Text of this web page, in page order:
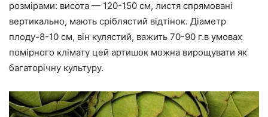
розмірами: висота — 120-150 см, листя спрямовані
вертикально, мають сріблястий відтінок. Діаметр
плоду-8-10 см, він кулястий, важить 70-90 г.в умовах
помірного клімату цей артишок можна вирощувати як
багаторічну культуру.